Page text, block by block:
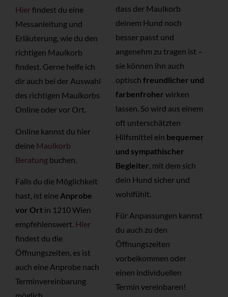
Hierfindest du eine
Messanleitung und
Erläuterung, wie du den
richtigen Maulkorb
findest. Gerne helfe ich
dir auch bei der Auswahl
des richtigen Maulkorbs
Online oder vor Ort.
Online kannst du hier
deine Maulkorb
Beratung buchen.
Falls du die Möglichkeit
hast, ist eine Anprobe
vor Ort in 1210 Wien
empfehlenswert. Hier
findest du die
Öffnungszeiten, es ist
auch eine Anprobe nach
Terminvereinbarung
dass der Maulkorb
deinem Hund noch
besser passt und
angenehm zu tragen ist –
sie können ihn auch
optisch freundlicher und
farbenfroher wirken
lassen. So wird aus einem
oft unterschätzten
Hilfsmittel ein bequemer
und sympathischer
Begleiter, mit dem sich
dein Hund sicher und
wohlfühlt.
Für Anpassungen kannst
du auch zu den
Öffnungszeiten
vorbeikommen oder
einen individuellen
Termin vereinbaren!